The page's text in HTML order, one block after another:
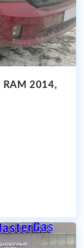
RAM 2014,